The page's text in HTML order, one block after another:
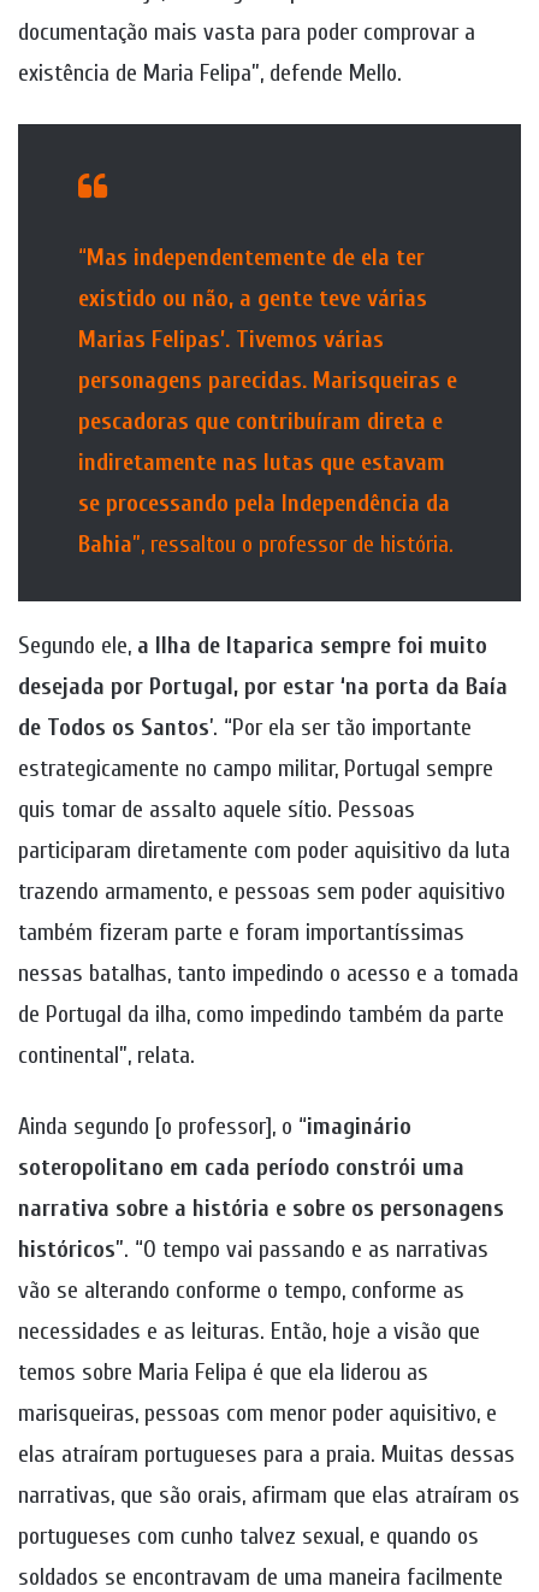
documentação mais vasta para poder comprovar a
existência de Maria Felipa”, defende Mello.
“Mas independentemente de ela ter
existido ou não, a gente teve várias
Marias Felipas’. Tivemos várias
personagens parecidas. Marisqueiras e
pescadoras que contribuíram direta e
indiretamente nas lutas que estavam
se processando pela Independência da
Bahia”, ressaltou o professor de história.
Segundo ele, a Ilha de Itaparica sempre foi muito
desejada por Portugal, por estar ‘na porta da Baía
de Todos os Santos’. “Por ela ser tão importante
estrategicamente no campo militar, Portugal sempre
quis tomar de assalto aquele sítio. Pessoas
participaram diretamente com poder aquisitivo da luta
trazendo armamento, e pessoas sem poder aquisitivo
também fizeram parte e foram importantíssimas
nessas batalhas, tanto impedindo o acesso e a tomada
de Portugal da ilha, como impedindo também da parte
continental”, relata.
Ainda segundo [o professor], o “imaginário
soteropolitano em cada período constrói uma
narrativa sobre a história e sobre os personagens
históricos”. “O tempo vai passando e as narrativas
vão se alterando conforme o tempo, conforme as
necessidades e as leituras. Então, hoje a visão que
temos sobre Maria Felipa é que ela liderou as
marisqueiras, pessoas com menor poder aquisitivo, e
elas atraíram portugueses para a praia. Muitas dessas
narrativas, que são orais, afirmam que elas atraíram os
portugueses com cunho talvez sexual, e quando os
soldados se encontravam de uma maneira facilmente